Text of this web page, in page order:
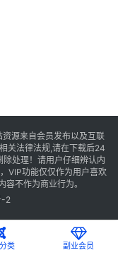
资源来自会员发布以及互联
关法律法规,请在下载后24
处理！请用户仔细辨认内
VIP功能仅仅作为用户喜欢
不作为商业行为。
-2
类 副业会员